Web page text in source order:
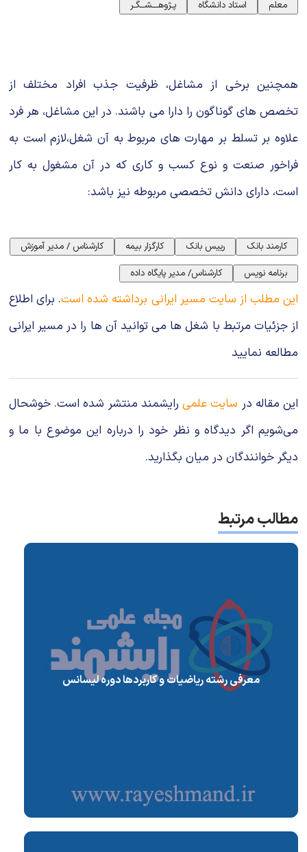
همچنین برخی از مشاغل، ظرفیت جذب افراد مختلف از
تخصص های گوناگون را دارا می باشند. در این مشاغل، هر فرد
علاوه بر تسلط بر مهارت های مربوط به آن شغل،لازم است به
فراخور صنعت و نوع کسب و کاری که در آن مشغول به کار
است، دارای دانش تخصصی مربوطه نیز باشد:
این مطلب از سایت مسیر ایرانی برداشته شده است. برای اطلاع
از جزئیات مرتبط با شغل ها می توانید آن ها را در مسیر ایرانی
مطالعه نمایید
این مقاله در سایت علمیرایشمند منتشر شده است. خوشحال
می‌شویم اگر دیدگاه و نظر خود را درباره این موضوع با ما و
دیگر خوانندگان در میان بگذارید.
مطالب مرتبط
معرفی رشته ریاضیات و کاربردها دوره لیسانس